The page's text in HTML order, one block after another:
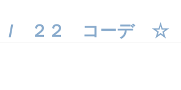
２２ コーデ ☆